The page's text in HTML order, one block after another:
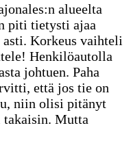
alueelta
piti tietysti ajaa
Korkeus vaihteli
Henkilöautolla
johtuen. Paha
että jos tie on
niin olisi pitänyt
Mutta